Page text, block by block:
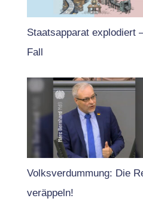
Staatsapparat explodiert
Fall
Volksverdummung: Die
veräppeln!